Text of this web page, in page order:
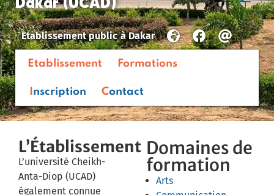
Etablissement public àDakar
Etablissement Formations
Inscription Contact
L’Établissement
L’université Cheikh-
Anta-Diop (UCAD)
également connue
Domaines de
formation
Arts